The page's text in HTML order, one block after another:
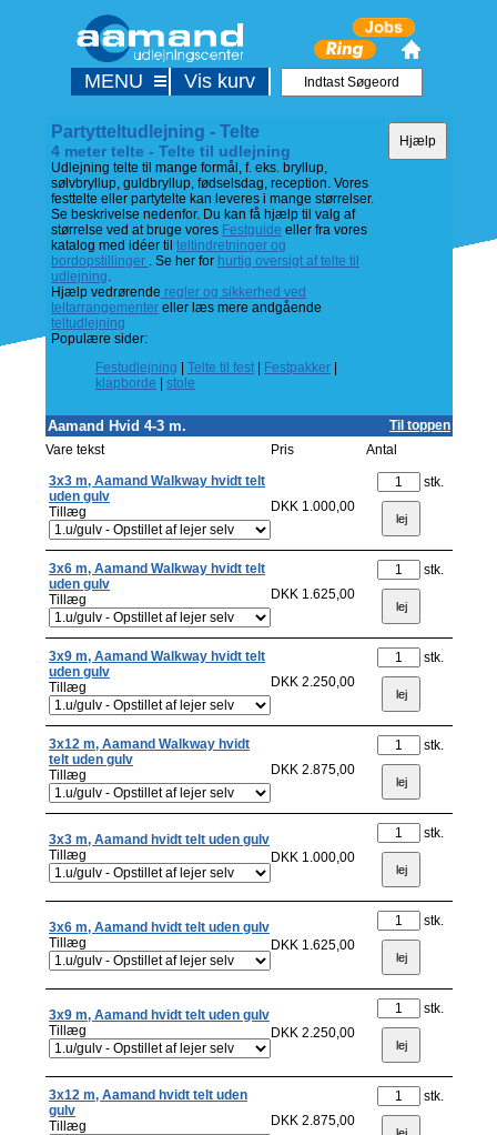
Partytteltudlejning - Telte
4 meter telte - Telte til udlejning
Udlejning telte til mange formål, f. eks. bryllup,
sølvbryllup, guldbryllup, fødselsdag, reception. Vores
festtelte eller partytelte kan leveres i mange størrelser.
Se beskrivelse nedenfor. Du kan få hjælp til valg af
størrelse ved at bruge vores Festguide eller fra vores
katalog med idéer til teltindretninger og
bordopstillinger . Se her for hurtig oversigt af telte til
udlejning.
Hjælp vedrørende regler og sikkerhed ved
teltarrangementer eller læs mere andgående
teltudlejning
Populære sider:
Festudlejning
Telte til fest Festpakker
klapborde
stole
Aamand Hvid 4-3 m.
Til toppen
Vare tekst
Pris
Antal
3x3 m, Aamand Walkway hvidt telt
uden gulv
Tillæg
DKK 1.000,00
stk.
3x6 m, Aamand Walkway hvidt telt
uden gulv
Tillæg
DKK 1.625,00
stk.
3x9 m, Aamand Walkway hvidt telt
uden gulv
Tillæg
DKK 2.250,00
stk.
3x12 m, Aamand Walkway hvidt
telt uden gulv
Tillæg
DKK 2.875,00
stk.
3x3 m, Aamand hvidt telt uden gulv
Tillæg
DKK 1.000,00
stk.
3x6 m, Aamand hvidt telt uden gulv
Tillæg
DKK 1.625,00
stk.
3x9 m, Aamand hvidt telt uden gulv
Tillæg
DKK 2.250,00
stk.
3x12 m, Aamand hvidt telt uden
gulv
Tillæg
DKK 2.875,00
stk.
MENU Vis kurv